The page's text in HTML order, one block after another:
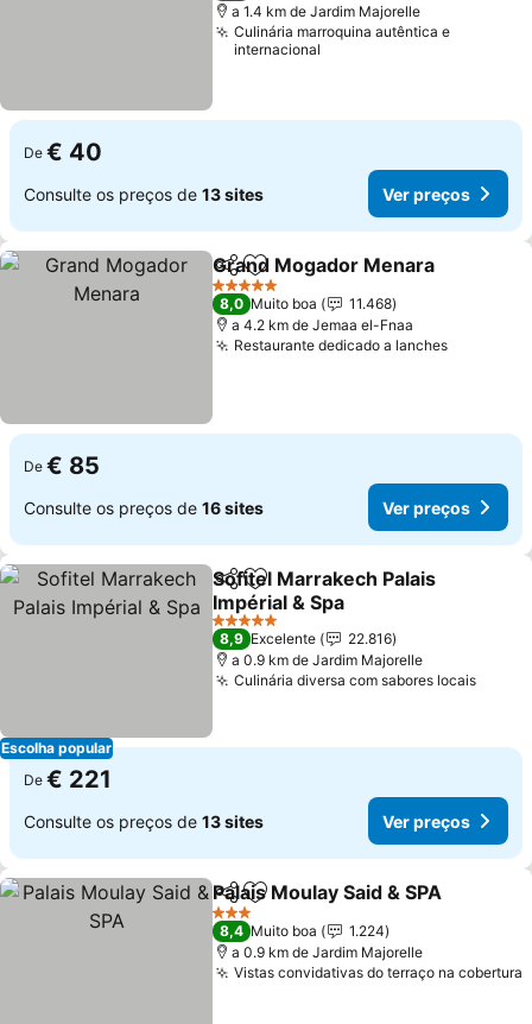
a 1.4 km de Jardim Majorelle
Culinária marroquina autêntica e
internacional
De € 40
Consulte os preços de 13 sites Ver preços
PartilharAdicionar aos favoritos
Grand Mogador Menara
5 Estrelas
8,0 Muito boa
11.468
a 4.2 km de Jemaa el-Fnaa
Restaurante dedicado a lanchesVer
De € 85
Consulte os preços de 16 sites Ver preços
Escolha popular
PartilharAdicionar aos favoritos
Sofitel Marrakech Palais
Impérial & Spa
Ver preços
5 Estrelas
8,9 Excelente
22.816
a 0.9 km de Jardim Majorelle
Culinária diversa com sabores locaisVer
De € 221
Consulte os preços de 13 sites Ver preços
PartilharAdicionar aos favoritos
Palais Moulay Said & SPA
3 Estrelas
8,4 Muito boa
1.224
a 0.9 km de Jardim Majorelle
Vistas convidativas do terraço na cobertura